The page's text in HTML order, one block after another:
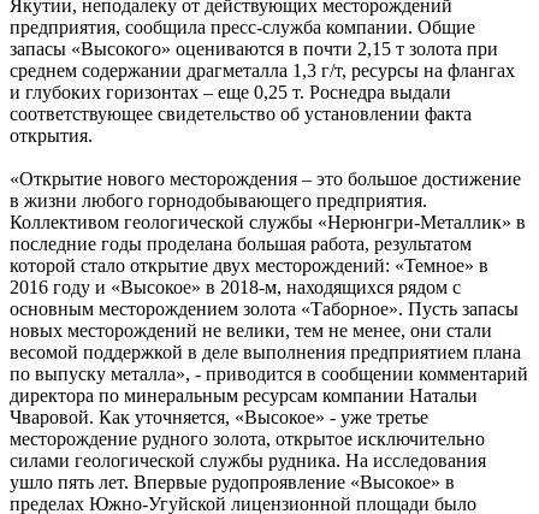
Якутии, неподалеку от действующих месторождений
предприятия, сообщила пресс-служба компании. Общие
запасы «Высокого» оцениваются в почти 2,15 т золота при
среднем содержании драгметалла 1,3 г/т, ресурсы на флангах
и глубоких горизонтах – еще 0,25 т. Роснедра выдали
соответствующее свидетельство об установлении факта
открытия.
«Открытие нового месторождения – это большое достижение
в жизни любого горнодобывающего предприятия.
Коллективом геологической службы «Нерюнгри-Металлик» в
последние годы проделана большая работа, результатом
которой стало открытие двух месторождений: «Темное» в
2016 году и «Высокое» в 2018-м, находящихся рядом с
основным месторождением золота «Таборное». Пусть запасы
новых месторождений не велики, тем не менее, они стали
весомой поддержкой в деле выполнения предприятием плана
по выпуску металла», - приводится в сообщении комментарий
директора по минеральным ресурсам компании Натальи
Чваровой. Как уточняется, «Высокое» - уже третье
месторождение рудного золота, открытое исключительно
силами геологической службы рудника. На исследования
ушло пять лет. Впервые рудопроявление «Высокое» в
пределах Южно-Угуйской лицензионной площади было